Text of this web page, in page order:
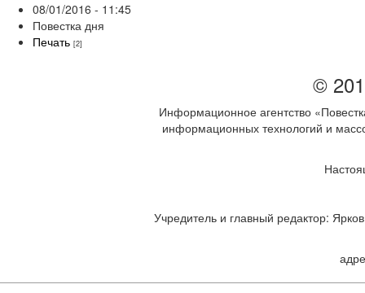
08/01/2016 - 11:45
Повестка дня
Печать [2]
©
Информационное агентство
информационных технологий и
Учредитель и главный редактор: